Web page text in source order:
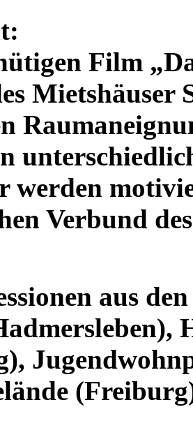
Film
Mietshäuser
werden
Verbund
aus